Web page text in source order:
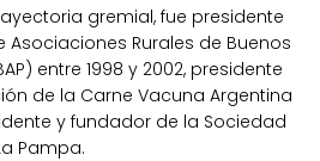
gremial, fue presidente
Rurales de Buenos
entre 1998 y 2002, presidente
de la Carne Vacuna Argentina
y fundador de la Sociedad
Pampa.